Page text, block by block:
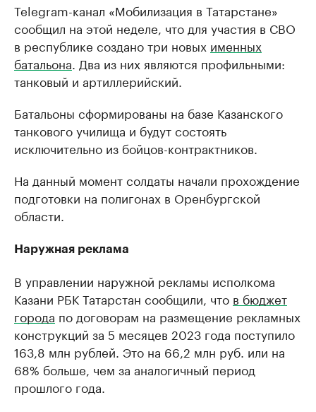
Telegram-канал «Мобилизация в Татарстане»
сообщил на этой неделе, что для участия в СВО
в республике создано три новых именных
батальона . Два из них являются профильными:
танковый и артиллерийский.
Батальоны сформированы на базе Казанского
танкового училища и будут состоять
исключительно из бойцов-контрактников.
На данный момент солдаты начали прохождение
подготовки на полигонах в Оренбургской
области.
Наружная реклама
В управлении наружной рекламы исполкома
Казани РБК Татарстан сообщили, что в бюджет
города по договорам на размещение рекламных
конструкций за 5 месяцев 2023 года поступило
163,8 млн рублей. Это на 66,2 млн руб. или на
68% больше, чем за аналогичный период
прошлого года.